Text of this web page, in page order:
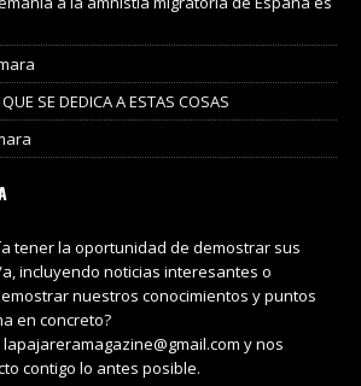
SE DEDICA A ESTAS COSAS
tener la oportunidad de demostrar sus
incluyendo noticias interesantes o
nuestros conocimientos y puntos
en concreto?
y nos
contigo lo antes posible.